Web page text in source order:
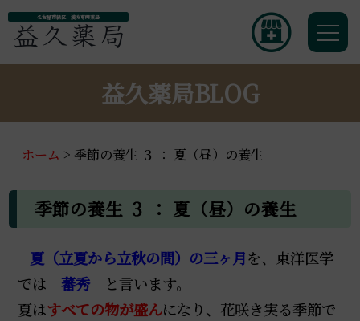
名古屋市緑区 漢方専門薬局
益久薬局BLOG
ホーム > 季節の養生 ３ ： 夏（昼）の養生
季節の養生 ３ ： 夏（昼）の養生
夏（立夏から立秋の間）の三ヶ月を、東洋医学
では 蕃秀と言います。
夏はすべての物が盛んになり、花咲き実る季節で